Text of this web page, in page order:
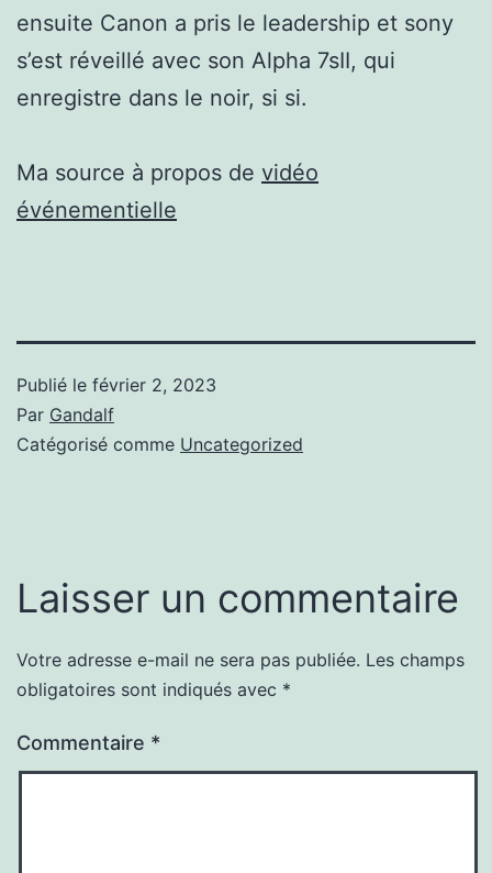
ensuite Canon a pris le leadership et sony
s’est réveillé avec son Alpha 7sII, qui
enregistre dans le noir, si si.
Ma source à propos de vidéo
événementielle
Publié le février 2, 2023
Par Gandalf
Catégorisé comme Uncategorized
Laisser un commentaire
Votre adresse e-mail ne sera pas publiée. Les champs
obligatoires sont indiqués avec *
Commentaire *